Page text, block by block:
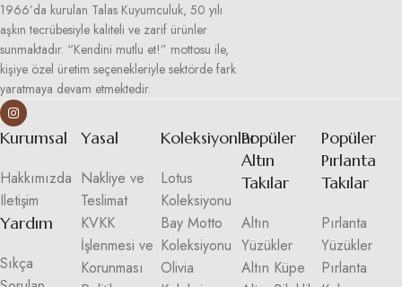
1966’da kurulan Talas Kuyumculuk, 50 yılı
aşkın tecrübesiyle kaliteli ve zarif ürünler
sunmaktadır. “Kendini mutlu et!” mottosu ile,
kişiye özel üretim seçenekleriyle sektörde fark
yaratmaya devam etmektedir.
Kurumsal
Hakkımızda
Iletişim
Yardım
Sıkça
Yasal
Nakliye ve
Teslimat
KVKK
İşlenmesi ve
Korunması
Koleksiyonlar
Lotus
Koleksiyonu
Bay Motto
Koleksiyonu
Olivia
Popüler
Altın
Takılar
Altın
Yüzükler
Altın Küpe
Popüler
Pırlanta
Takılar
Pırlanta
Yüzükler
Pırlanta